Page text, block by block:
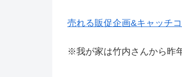
売れる販促企画&キャッチ
※我が家は竹内さんから昨